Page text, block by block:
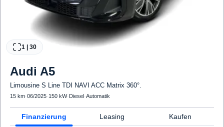
1 | 30
Audi A5
Limousine S Line TDI NAVI ACC Matrix 360°.
15 km·06/2025· 150 kW· Diesel·Automatik
Finanzierung Leasing Kaufen